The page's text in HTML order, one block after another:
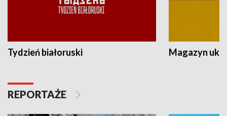
Tydzień białoruski Magazyn
REPORTAŻE